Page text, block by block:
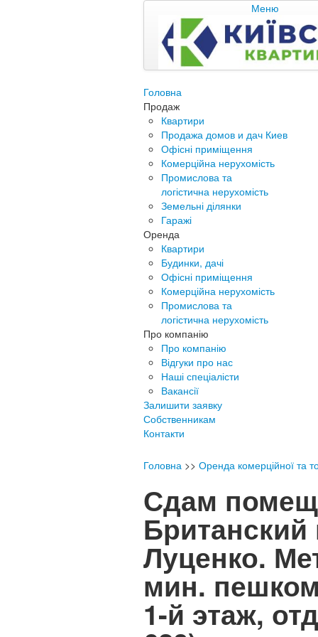
Меню
Головна
Продаж
Квартири
Продажа домов и дач Киев
Офісні приміщення
Комерційна нерухомість
Промислова та
логістична нерухомість
Земельні ділянки
Гаражі
Оренда
Квартири
Будинки, дачі
Офісні приміщення
Комерційна нерухомість
Промислова та
логістична нерухомість
Про компанію
Про компанію
Відгуки про нас
Наші спеціалісти
Вакансії
Залишити заявку
Собственникам
Контакти
Головна >> Оренда комерційної та
Сдам
Луценко.
мин.
1-й этаж,